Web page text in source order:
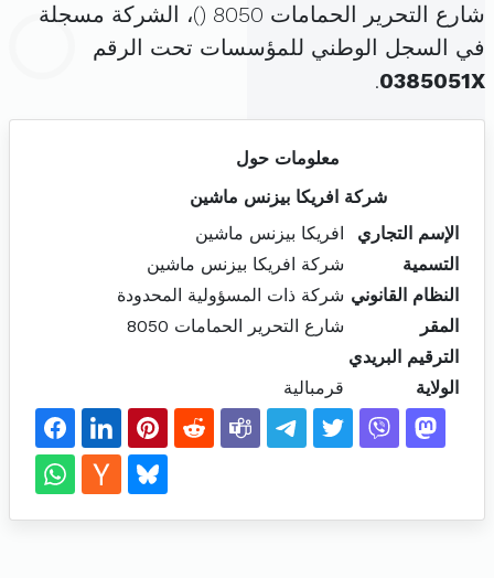
شارع التحرير الحمامات 8050 (
)، الشركة مسجلة
في السجل الوطني للمؤسسات تحت الرقم
0385051X
.
معلومات حول
شركة افريكا بيزنس ماشين
الإسم التجاري
افريكا بيزنس ماشين
التسمية
شركة افريكا بيزنس ماشين
النظام القانوني شركة ذات المسؤولية المحدودة
المقر
شارع التحرير الحمامات 8050
الترقيم البريدي
الولاية
قرمبالية